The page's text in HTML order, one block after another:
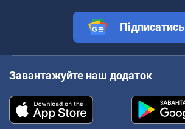
Підписатись
Завантажуйте наш додаток